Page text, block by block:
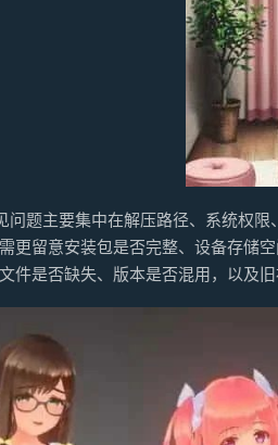
问题主要集中在解压路径、系统权
更留意安装包是否完整、设备存储
件是否缺失、版本是否混用，以及旧